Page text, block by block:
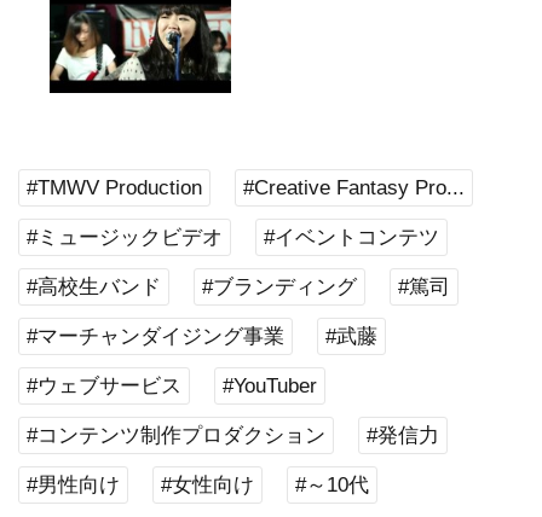
#TMWV Production #Creative Fantasy Pro...
#ミュージックビデオ #イベントコンテツ
#高校生バンド #ブランディング #篤司
#マーチャンダイジング事業 #武藤
#ウェブサービス #YouTuber
#コンテンツ制作プロダクション #発信力
#男性向け #女性向け #～10代